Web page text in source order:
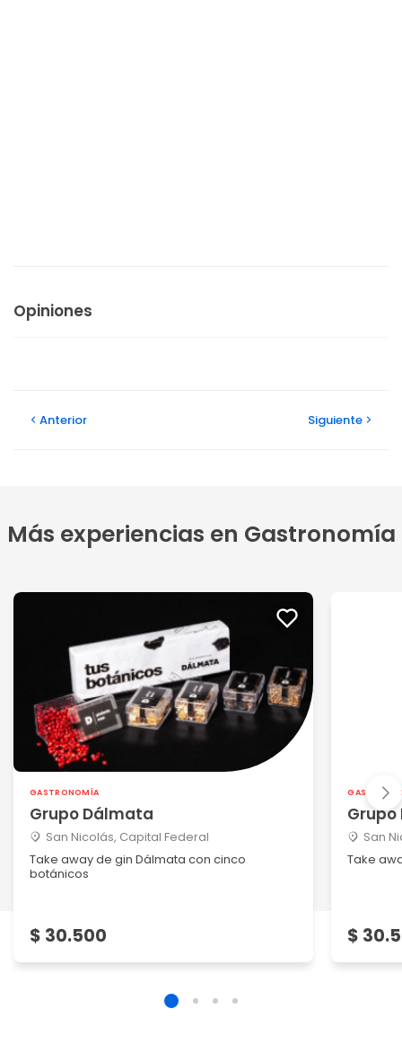
Opiniones
Anterior Siguiente
Más experiencias en Gastronomía
GASTRONOMÍA
Grupo Dálmata
San Nicolás, Capital Federal
Take away de gin Dálmata con cinco
botánicos
$ 30.500
San
Take
$